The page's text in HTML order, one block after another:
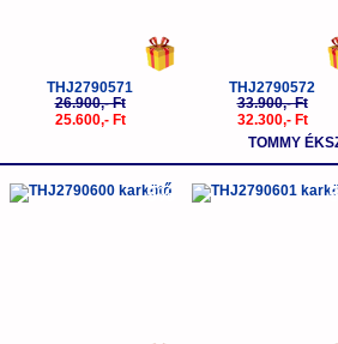
THJ2790571
26.900,- Ft
25.600,- Ft
THJ2790572
33.900,- Ft
32.300,- Ft
TOMMY
-5% -